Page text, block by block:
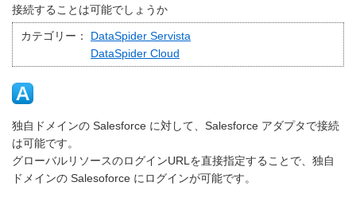
接続することは可能でしょうか
カテゴリー：
DataSpider Servista
DataSpider Cloud
独自ドメインの Salesforce に対して、Salesforce アダプタで接続
は可能です。
グローバルリソースのログインURLを直接指定することで、独自
ドメインの Salesoforce にログインが可能です。